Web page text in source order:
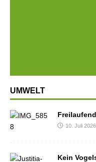
UMWELT
10. Juli 2026
Kein